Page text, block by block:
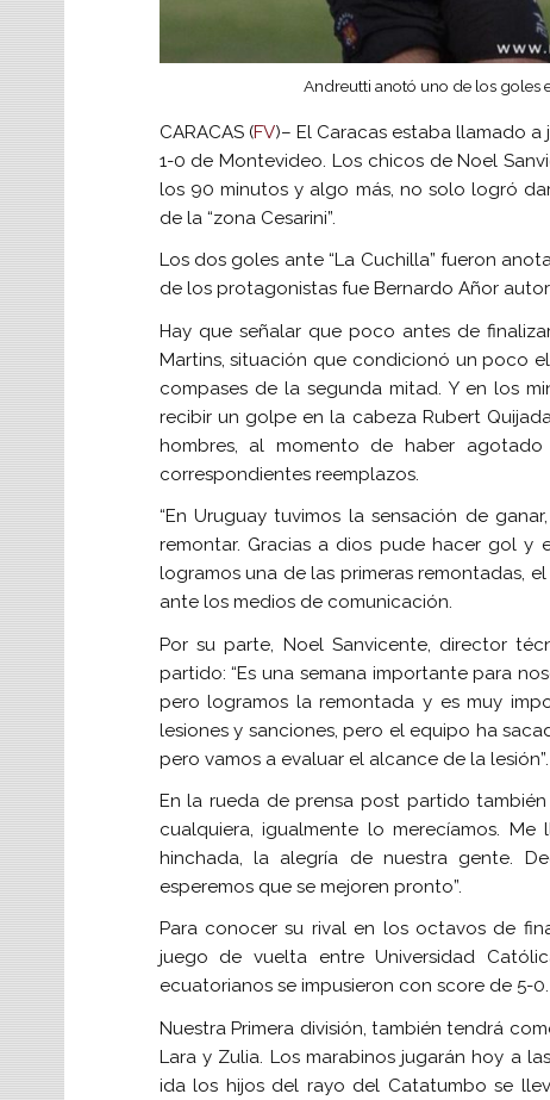
Andreutti anotó uno de los goles
CARACAS (FV)– El Caracas estaba llamado
1-0 de Montevideo. Los chicos de Noel
los 90 minutos y algo más, no solo logró
de la “zona Cesarini”.
Los dos goles ante “La Cuchilla” fueron
de los protagonistas fue Bernardo Añor
Hay que señalar que poco antes de
Martins, situación que condicionó un poco
compases de la segunda mitad. Y en los
recibir un golpe en la cabeza Rubert
hombres, al momento de haber
correspondientes reemplazos.
“En Uruguay tuvimos la sensación de
remontar. Gracias a dios pude hacer gol y
logramos una de las primeras remontadas,
ante los medios de comunicación.
Por su parte, Noel Sanvicente, director
partido: “Es una semana importante para
pero logramos la remontada y es muy
lesiones y sanciones, pero el equipo ha
pero vamos a evaluar el alcance de la lesión”.
En la rueda de prensa post partido
cualquiera, igualmente lo merecíamos.
hinchada, la alegría de nuestra gente.
esperemos que se mejoren pronto”.
Para conocer su rival en los octavos de
juego de vuelta entre Universidad
ecuatorianos se impusieron con score de 5-0.
Nuestra Primera división, también tendrá
Lara y Zulia. Los marabinos jugarán hoy a
ida los hijos del rayo del Catatumbo se